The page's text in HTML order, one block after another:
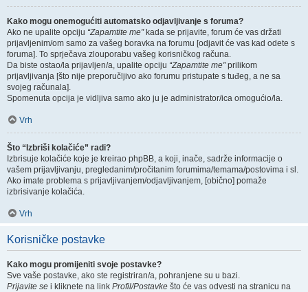
Kako mogu onemogućiti automatsko odjavljivanje s foruma?
Ako ne upalite opciju “Zapamtite me”kada se prijavite, forum će vas držati
prijavljenim/om samo za vašeg boravka na forumu [odjavit će vas kad odete s
foruma]. To sprječava zlouporabu vašeg korisničkog računa.
Da biste ostao/la prijavljen/a, upalite opciju “Zapamtite me”prilikom
prijavljivanja [što nije preporučljivo ako forumu pristupate s tuđeg, a ne sa
svojeg računala].
Spomenuta opcija je vidljiva samo ako ju je administrator/ica omogućio/la.
Vrh
Što “Izbriši kolačiće” radi?
Izbrisuje kolačiće koje je kreirao phpBB, a koji, inače, sadrže informacije o
vašem prijavljivanju, pregledanim/pročitanim forumima/temama/postovima i sl.
Ako imate problema s prijavljivanjem/odjavljivanjem, [obično] pomaže
izbrisivanje kolačića.
Vrh
Korisničke postavke
Kako mogu promijeniti svoje postavke?
Sve vaše postavke, ako ste registriran/a, pohranjene su u bazi.
Prijavite se i kliknete na link Profil/Postavke što će vas odvesti na stranicu na